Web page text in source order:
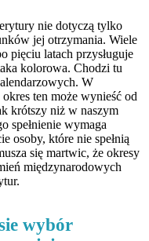
nie dotyczą tylko
jej otrzymania. Wiele
pięciu latach przysługuje
kolorowa. Chodzi tu
W
ten może wynieść od
krótszy niż w naszym
spełnienie wymaga
osoby, które nie spełnią
się martwic, że okresy
międzynarodowych
wybór